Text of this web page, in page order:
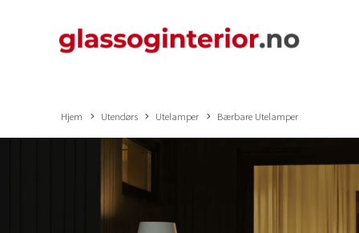
Hjem Utendørs Utelamper Bærbare Utelamper